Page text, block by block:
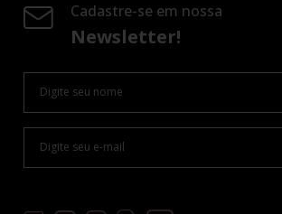
Cadastre-se em nossa
Newsletter!